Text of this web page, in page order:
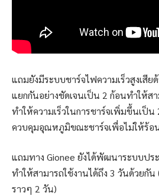
แถมยังมีระบบชาร์จไฟความเร็วสูงเสีย
แยกกันอย่างชัดเจนเป็น 2 ก้อนทำให้ส
ทำให้ความเร็วในการชาร์จเพิ่มขึ้นเป็น
ควบคุมอุณหภูมิขณะชาร์จเพื่อไม่ให้ร้อ
แถมทาง Gionee ยังได้พัฒนาระบบปร
ทำให้สามารถใช้งานได้ถึง 3 วันด้วยกัน
ราวๆ 2 วัน)